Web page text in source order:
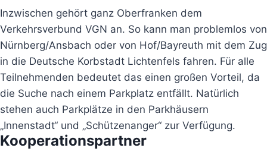
Inzwischen gehört ganz Oberfranken dem
Verkehrsverbund VGN an. So kann man problemlos von
Nürnberg/Ansbach oder von Hof/Bayreuth mit dem Zug
in die Deutsche Korbstadt Lichtenfels fahren. Für alle
Teilnehmenden bedeutet das einen großen Vorteil, da
die Suche nach einem Parkplatz entfällt. Natürlich
stehen auch Parkplätze in den Parkhäusern
„Innenstadt“ und „Schützenanger“ zur Verfügung.
Kooperationspartner